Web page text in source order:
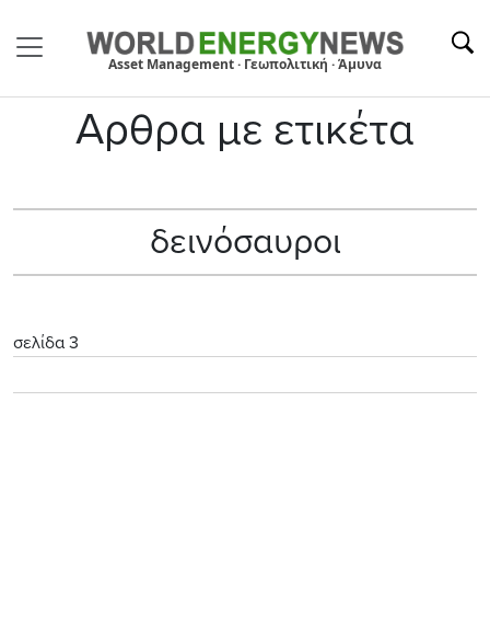
Asset Management · Γεωπολιτική · Άμυνα
Αρθρα με ετικέτα
δεινόσαυροι
σελίδα 3